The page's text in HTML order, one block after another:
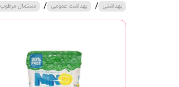
بهداشتی / بهداشت عمومی / دستمال مرطوب